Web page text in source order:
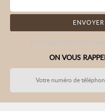
ON VOUS